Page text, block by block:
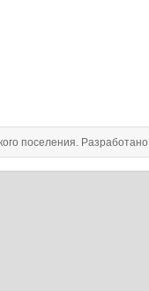
поселения.